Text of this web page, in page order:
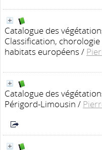
Catalogue des
Classification,
habitats européens /
Catalogue des
Périgord-Limousin /